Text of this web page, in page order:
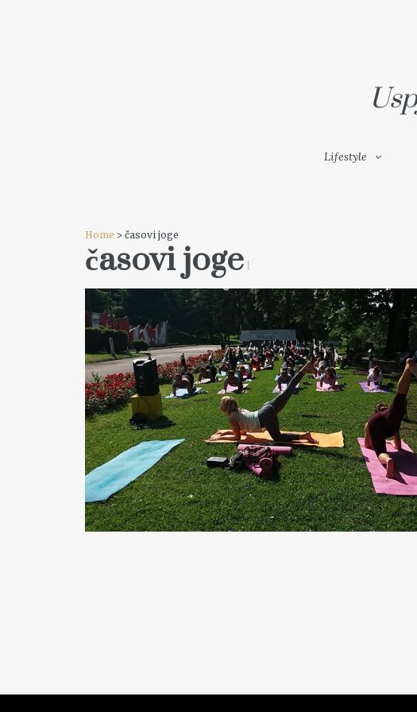
Lifestyle
Home > časovi joge
časovi joge 1
READ MORE